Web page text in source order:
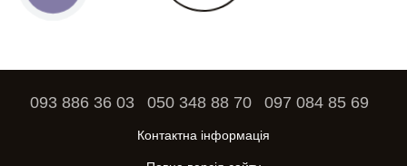
093 886 36 03 050 348 88 70 097 084 85 69
Контактна інформація